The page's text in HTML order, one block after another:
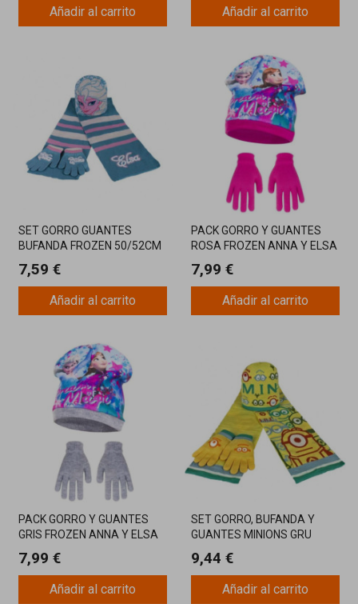
Añadir al carrito Añadir al carrito
SET GORRO GUANTES
BUFANDA FROZEN 50/52CM
7,59 €
Añadir al carrito
PACK GORRO Y GUANTES
ROSA FROZEN ANNA Y ELSA
7,99 €
Añadir al carrito
PACK GORRO Y GUANTES
GRIS FROZEN ANNA Y ELSA
7,99 €
Añadir al carrito
SET GORRO, BUFANDA Y
GUANTES MINIONS GRU
9,44 €
Añadir al carrito